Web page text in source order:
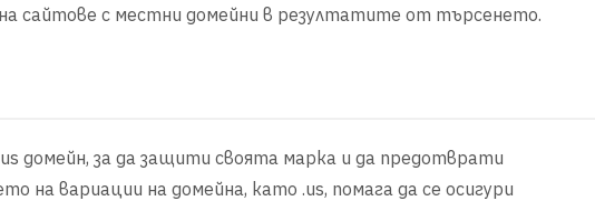
сайтове с местни домейни в резултатите от търсенето.
домейн, за да защити своята марка и да предотврати
на вариации на домейна, като .us, помага да се осигури